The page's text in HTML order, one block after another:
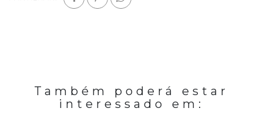
Também poderá estar
interessado em: